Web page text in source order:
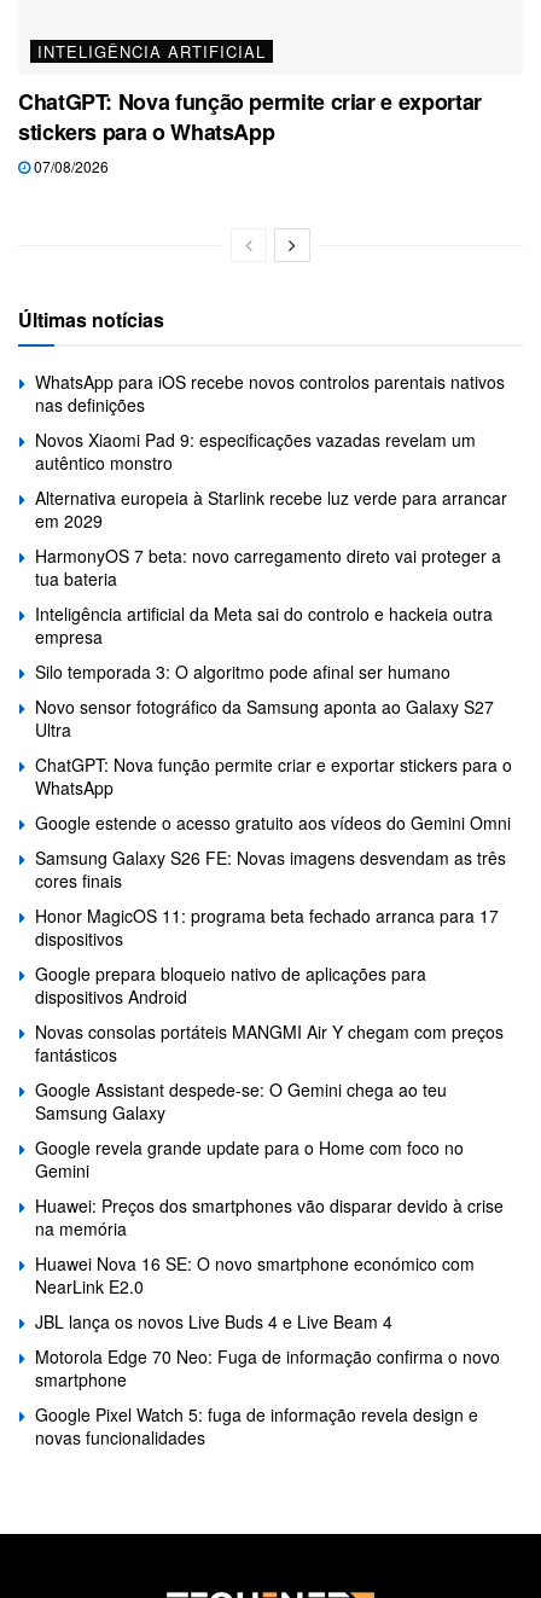
INTELIGÊNCIA ARTIFICIAL
ChatGPT: Nova função permite criar e exportar
stickers para o WhatsApp
07/08/2026
Últimas notícias
WhatsApp para iOS recebe novos controlos parentais nativos
nas definições
Novos Xiaomi Pad 9: especificações vazadas revelam um
autêntico monstro
Alternativa europeia à Starlink recebe luz verde para arrancar
em 2029
HarmonyOS 7 beta: novo carregamento direto vai proteger a
tua bateria
Inteligência artificial da Meta sai do controlo e hackeia outra
empresa
Silo temporada 3: O algoritmo pode afinal ser humano
Novo sensor fotográfico da Samsung aponta ao Galaxy S27
Ultra
ChatGPT: Nova função permite criar e exportar stickers para o
WhatsApp
Google estende o acesso gratuito aos vídeos do Gemini Omni
Samsung Galaxy S26 FE: Novas imagens desvendam as três
cores finais
Honor MagicOS 11: programa beta fechado arranca para 17
dispositivos
Google prepara bloqueio nativo de aplicações para
dispositivos Android
Novas consolas portáteis MANGMI Air Y chegam com preços
fantásticos
Google Assistant despede-se: O Gemini chega ao teu
Samsung Galaxy
Google revela grande update para o Home com foco no
Gemini
Huawei: Preços dos smartphones vão disparar devido à crise
na memória
Huawei Nova 16 SE: O novo smartphone económico com
NearLink E2.0
JBL lança os novos Live Buds 4 e Live Beam 4
Motorola Edge 70 Neo: Fuga de informação confirma o novo
smartphone
Google Pixel Watch 5: fuga de informação revela design e
novas funcionalidades